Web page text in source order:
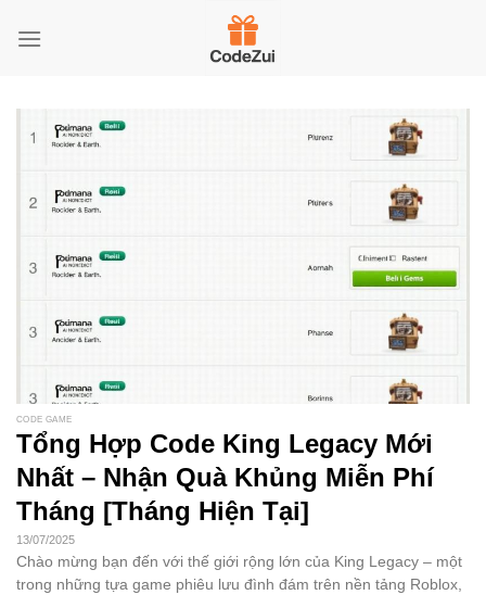
CODE GAME
Tổng Hợp Code King Legacy Mới
Nhất – Nhận Quà Khủng Miễn Phí
Tháng [Tháng Hiện Tại]
13/07/2025
Chào mừng bạn đến với thế giới rộng lớn của King Legacy – một
trong những tựa game phiêu lưu đình đám trên nền tảng Roblox,